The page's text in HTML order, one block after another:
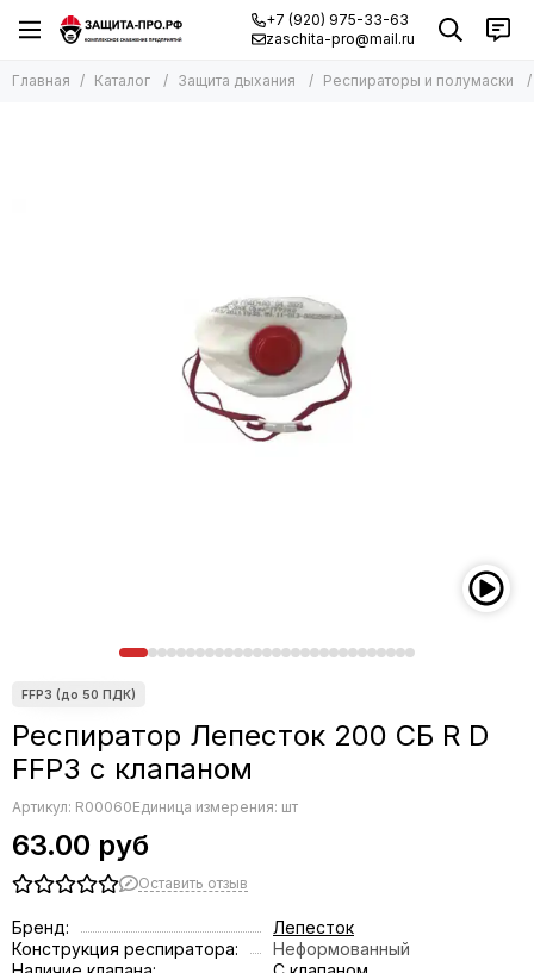
+7 (920) 975-33-63
zaschita-pro@mail.ru
Главная Каталог Защита дыхания Респираторы и полумаски
Респиратор Лепесток 200 СБ R D
FFP3 с клапаном
Артикул: R00060Единица измерения: шт
63.00 руб
Оставить отзыв
Бренд:
Лепесток
Конструкция респиратора:
Неформованный